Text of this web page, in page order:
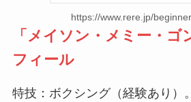
https://www.rere.jp/
「 メイソン・メミー・ゴ
フィール
特技：ボクシング（経験あり）。